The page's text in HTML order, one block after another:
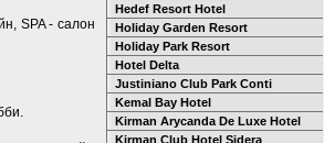
SPA - салон
Hedef Resort Hotel
Holiday Garden Resort
Holiday Park Resort
Hotel Delta
Justiniano Club Park Conti
Kemal Bay Hotel
Kirman Arycanda De Luxe Hotel
Kirman Club Hotel Sidera